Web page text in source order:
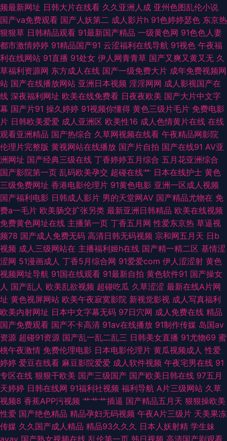
利视频欧美日韩 久久草电影 少妇品精高潮 操碰人人 肏屄免费看晚间 日本综
合色网 91岁成人观看的片 免费看黄色91 51福利吧 操91网 欧日色图 91福利
片 亚洲成人色网 福利姬在线自慰喷水 五月激情久久破 91精东传媒网站 久久
草一区 91She视频 欧美性交贴图 无码精品天堂福利区 AV资源导航大全 91精
品国产吴梦梦 91秦先生在线在线 www久久国产 九九在线观久 91福利精品
人妻 久久精品品国产 91老熟妇 WWW成人网 91宅男网 手机av网址在线 91
网站网页版 日韩AV自拍 91麻豆蜜桃人妻 国女不卡 午夜寂寞福利 肏逼人与兽
人妖伪娘 91麻豆久久 日本91TV 91视频网址入口 久荜中文字幕 91大神探花
在线播放 久操精品视频在线播放 伊人在线观看AV影院 丁香花电视剧在线免
费 色情下载 国产伪娘系列正在播放 91大神系列黑丝 极品av在线 91观看链接
五月天伦理片 91在线五月天 欧美午夜久久婷婷 91视频免费看黑丝 午夜麻豆
多人福利 东方VA在线视频观看 亚洲天堂AV网狠狠操 波多野结衣先峰影音 日
韩操操操 91破解版免费入口 久艹久爱 91大片免费观看视频 欧美日韩精品在
线观看 爱艹伊人久久色 日韩欧美瑟瑟网站 99大香蕉一本道 婷婷99热婷婷
91足交在线 先锋资源无码av 久草视频99 91娇妻激情四射 狼友福利社 91匿
名大神人妻在线 久久日精品人妻 91白丝国产 国产精品第1页 先锋资源成人
av 大香蕉丁香五月份 深爱激情网开心五月天 97干在线 欧人妻色图 91碰在
频最新网址 日韩大片在线看 久久亚洲人成 亚州色图乱伦小说
国产va免费观看 国产人妖第二 成人影片h 91色婷婷瑟色 东京热
狠狠草 日韩精品观看 91最新国产精品 一级黄色网 91色色人妻
都市激情婷婷 91精品国产91 云涩福利在线导航 91视色 午夜福
利在线网站 91直播 91处女 伊人网青青草 国产又爽又黄又无 久
草福利资源网 东方成人在线 国产一级免费大片 成年免费视频网
站 国产在线播放网站 亚洲日本视频 淫淫网网 成人影视国产在
线 深夜福利网址 欧美在线免费看 日夜夜欧美 国产大片中文字
幕 国产片91 操久婷婷 91视频你懂得 黄色三级片毛片 免费电影
片 日韩欧美爱爱 成人亚洲区 欧美性16 成人色情黄片在线 在线
观看亚洲精品 国产热综合 久草网视频在线看 午夜精品网影院
伦理片完整版 黄视网站在线播放 国产片自拍 国产在线91 AV亚
洲网址 国产经典三级在线 丁香婷婷五月综合 五月花亚洲综合
国产影院第一页 乱码欧美孕交 超碰在线艹 日本在线护士 黄色
三级免费网址 香港电影伦理片 91黄色电影 亚洲一区成人视频
国产福利电影 日韩成人影片 男的天堂网AV 国产精品尤物在 免
费a一毛片 欧美肠交扩张另类 最新亚洲日韩精品 欧美在线视频
免费黄色网址在线 主播第一页 丁香五月网 性爱东京热 草逼视
频78 国产成人免费无码 高清日韩无码视频 宗和网五月天 日b
视频 成人三级网站在 主播福利姬h在线 国产精一精二区 基情涩
涩网 51漫画成人 丁香5月综合网 91爱爱com 伊人涩涩射 黄色
视频网址导航 91国在线观看 91最新自拍 黄色软件91 国产操女
人 国产乱人 欧美乱欲视频 超碰吃瓜 久草涩涩 最新在线A片网
址 黄色视屏网站 欧美午夜寂寞影院 新视觉影视 成人写真福利
欧美内射网址 日本中文字幕无码 97日穴网 成人免费在线 精品
国产免费观看 国产不卡高清 91av在线播放 91制作传媒 岛国av
资源 超碰91资源 国产乱一乱二乱三 日韩美女直播 91尤物69 蜜
桃午夜激情 免费伦理电影 日本电影伦理片 黄瓜视频成人 性爱
婷婷 爱豆在线看 麻豆影院爱爱 成人软件视频 午夜宅男在线 91
专区在线 狠狠干欧美 国产三级国产 国产欧美日韩在线 97五月
天婷婷 日韩在线网 91福利社视频 福利导航 A片三级网站 久草
视频8 香蕉APP污视频 艹艹艹插逼 国产精品五月天 狠狠操欧美
性爱 国产绝色精品 精品孕妇无码视频 午夜A片三级片 天美果冻
传媒 久久国产成人精品 精品93久久久 日本人妖射精 学生妹
avav 国产熟女视频在线 乱伦第一页 韩日视频 高清国产剧观看